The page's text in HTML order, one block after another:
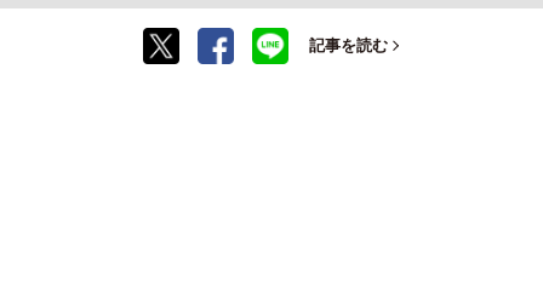
記事を読む